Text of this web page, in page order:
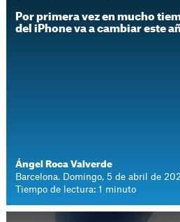
Por primera vez en mucho
del iPhone va a cambiar este
Ángel Roca Valverde
Barcelona. Domingo, 5 de abril de
Tiempo de lectura: 1 minuto